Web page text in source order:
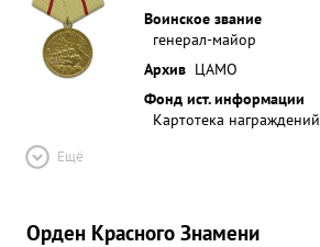
Воинское звание
генерал-майор
Архив ЦАМО
Фонд ист. информации
Картотека награждений
Ещё
Орден Красного Знамени